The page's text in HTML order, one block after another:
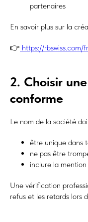
partenaires
En savoir plus sur la
👉 https://rbswiss.com/
2. Choisir
conforme
Le nom de la société
être unique dans
ne pas être
inclure la
Une vérification
refus et les retards lors